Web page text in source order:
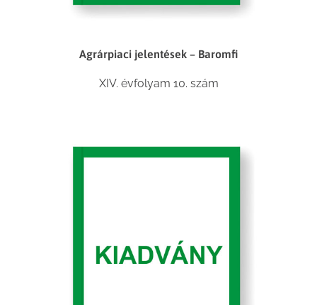
Agrárpiaci jelentések – Baromfi
XIV. évfolyam 10. szám